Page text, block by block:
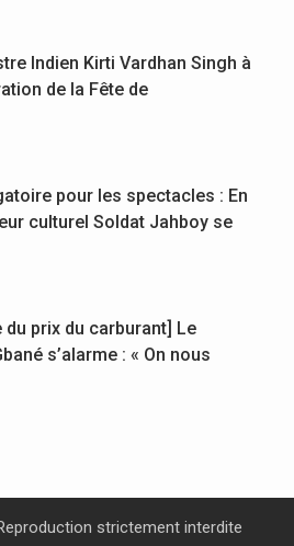
Indien Kirti Vardhan Singh à
de la Fête de
pour les spectacles : En
culturel Soldat Jahboy se
du prix du carburant] Le
s’alarme : « On nous
strictement interdite